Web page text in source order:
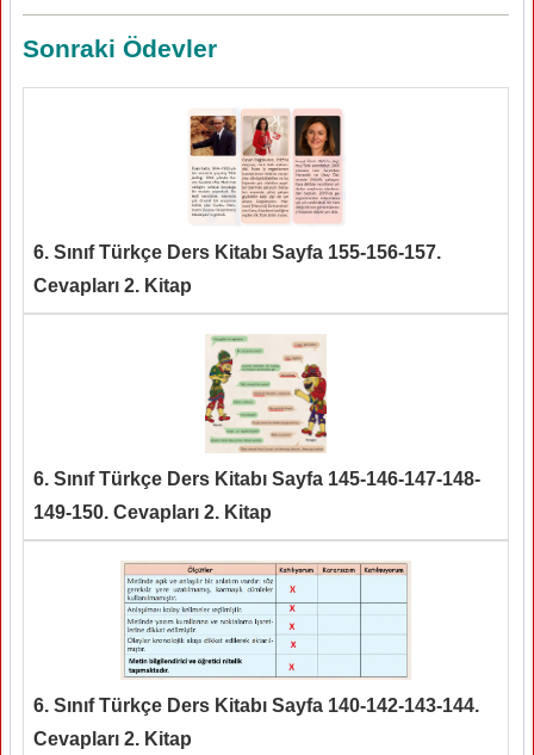
Sonraki Ödevler
6. Sınıf Türkçe Ders Kitabı Sayfa 155-156-157.
Cevapları 2. Kitap
6. Sınıf Türkçe Ders Kitabı Sayfa 145-146-147-148-
149-150. Cevapları 2. Kitap
6. Sınıf Türkçe Ders Kitabı Sayfa 140-142-143-144.
Cevapları 2. Kitap